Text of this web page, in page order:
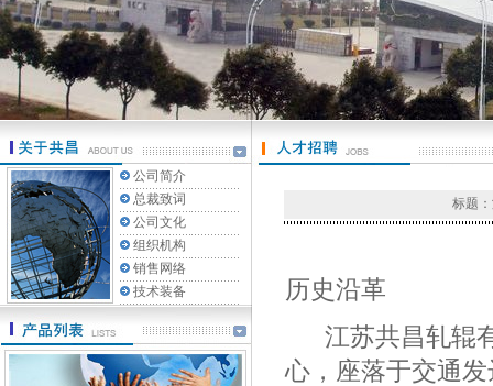
公司简介
总裁致词
公司文化
组织机构
销售网络
技术装备
标题：
历史沿革
江苏共昌轧辊有
心，座落于交通